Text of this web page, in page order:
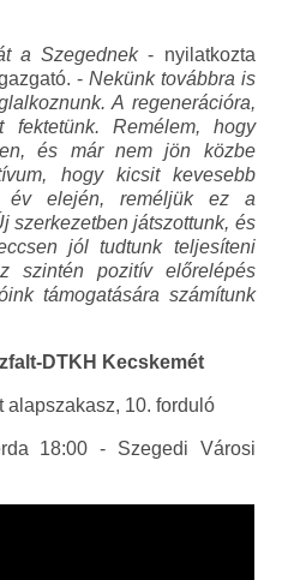
a Szegednek- nyilatkozta
-Nekünk továbbra is
A regenerációra,
fektetünk. Remélem, hogy
és már nem jön közbe
hogy kicsit kevesebb
év elején, reméljük ez a
szerkezetben játszottunk, és
jól tudtunk teljesíteni
szintén pozitív előrelépés
támogatására számítunk
DTKH Kecskemét
alapszakasz, 10. forduló
18:00 - Szegedi Városi